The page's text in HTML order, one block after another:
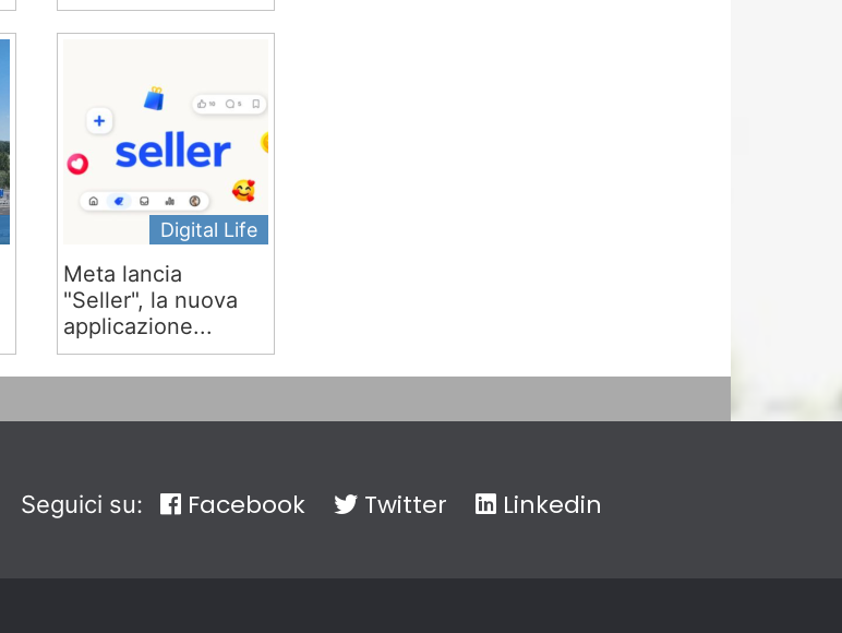
Digital Life
Meta lancia
"Seller", la nuova
applicazione...
Seguici su: Facebook Twitter Linkedin